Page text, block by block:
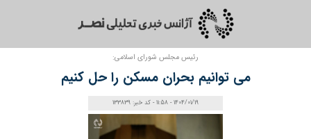
رئیس مجلس شورای اسلامی:
می‌ توانیم بحران مسکن را حل کنیم
1404/01/19 - 11:58 - کد خبر: 133839